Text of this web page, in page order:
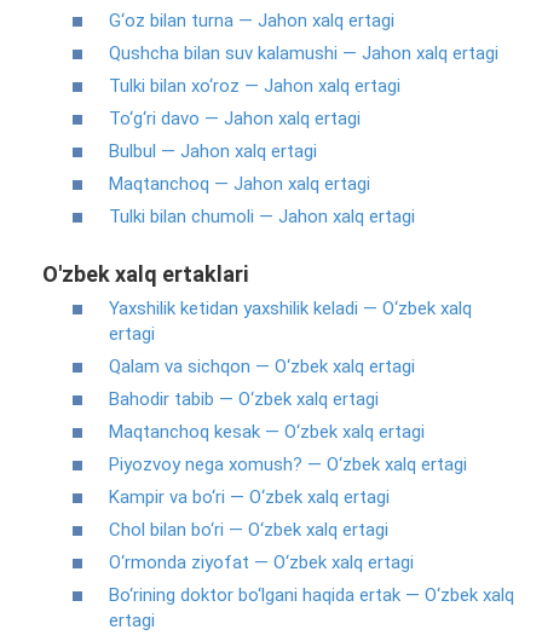
G‘oz bilan turna — Jahon xalq ertagi
Qushcha bilan suv kalamushi — Jahon xalq ertagi
Tulki bilan xo‘roz — Jahon xalq ertagi
To‘g‘ri davo — Jahon xalq ertagi
Bulbul — Jahon xalq ertagi
Maqtanchoq — Jahon xalq ertagi
Tulki bilan chumoli — Jahon xalq ertagi
O'zbek xalq ertaklari
Yaxshilik ketidan yaxshilik keladi — O‘zbek xalq
ertagi
Qalam va sichqon — O‘zbek xalq ertagi
Bahodir tabib — O‘zbek xalq ertagi
Maqtanchoq kesak — O‘zbek xalq ertagi
Piyozvoy nega xomush? — O‘zbek xalq ertagi
Kampir va bo‘ri — O‘zbek xalq ertagi
Chol bilan bo‘ri — O‘zbek xalq ertagi
O‘rmonda ziyofat — O‘zbek xalq ertagi
Bo‘rining doktor bo‘lgani haqida ertak — O‘zbek xalq
ertagi